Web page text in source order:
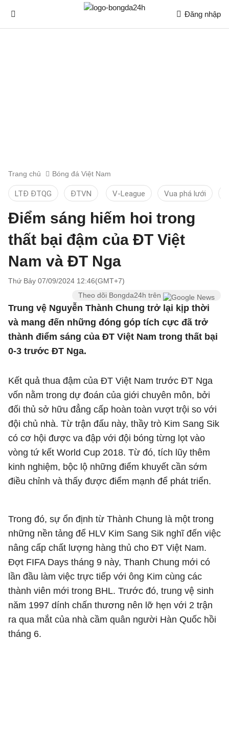
Đăng nhập
Trang chủ Bóng đá Việt Nam
LTĐ ĐTQG ĐTVN V-League Vua phá lưới
Điểm sáng hiếm hoi trong
thất bại đậm của ĐT Việt
Nam và ĐT Nga
Thứ Bảy 07/09/2024 12:46(GMT+7)
Theo dõi Bongda24h trên
Trung vệ Nguyễn Thành Chung trở lại kịp thời
và mang đến những đóng góp tích cực đã trở
thành điểm sáng của ĐT Việt Nam trong thất bại
0-3 trước ĐT Nga.
Kết quả thua đậm của ĐT Việt Nam trước ĐT Nga
vốn nằm trong dự đoán của giới chuyên môn, bởi
đối thủ sở hữu đẳng cấp hoàn toàn vượt trội so với
đội chủ nhà. Từ trận đấu này, thầy trò Kim Sang Sik
có cơ hội được va đập với đội bóng từng lọt vào
vòng tứ kết World Cup 2018. Từ đó, tích lũy thêm
kinh nghiệm, bộc lộ những điểm khuyết cần sớm
điều chỉnh và thấy được điểm mạnh để phát triển.
Trong đó, sự ổn định từ Thành Chung là một trong
những nền tảng để HLV Kim Sang Sik nghĩ đến việc
nâng cấp chất lượng hàng thủ cho ĐT Việt Nam.
Đợt FIFA Days tháng 9 này, Thanh Chung mới có
lần đầu làm việc trực tiếp với ông Kim cùng các
thành viên mới trong BHL. Trước đó, trung vệ sinh
năm 1997 dính chấn thương nên lỡ hẹn với 2 trận
ra qua mắt của nhà cầm quân người Hàn Quốc hồi
tháng 6.